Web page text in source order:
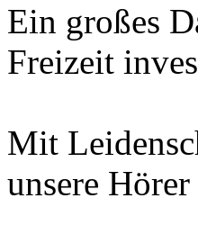
Ein großes
Freizeit
Mit
unsere